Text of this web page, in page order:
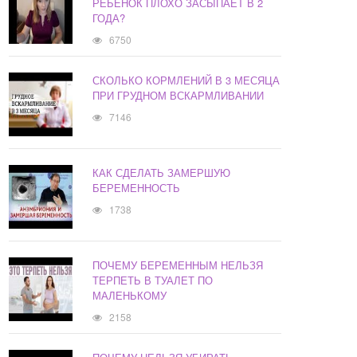
РЕБЕНОК ПЛОХО ЗАСЫПАЕТ В 2
ГОДА?
6750
СКОЛЬКО КОРМЛЕНИЙ В 3 МЕСЯЦА
ПРИ ГРУДНОМ ВСКАРМЛИВАНИИ
7146
КАК СДЕЛАТЬ ЗАМЕРШУЮ
БЕРЕМЕННОСТЬ
1738
ПОЧЕМУ БЕРЕМЕННЫМ НЕЛЬЗЯ
ТЕРПЕТЬ В ТУАЛЕТ ПО
МАЛЕНЬКОМУ
2158